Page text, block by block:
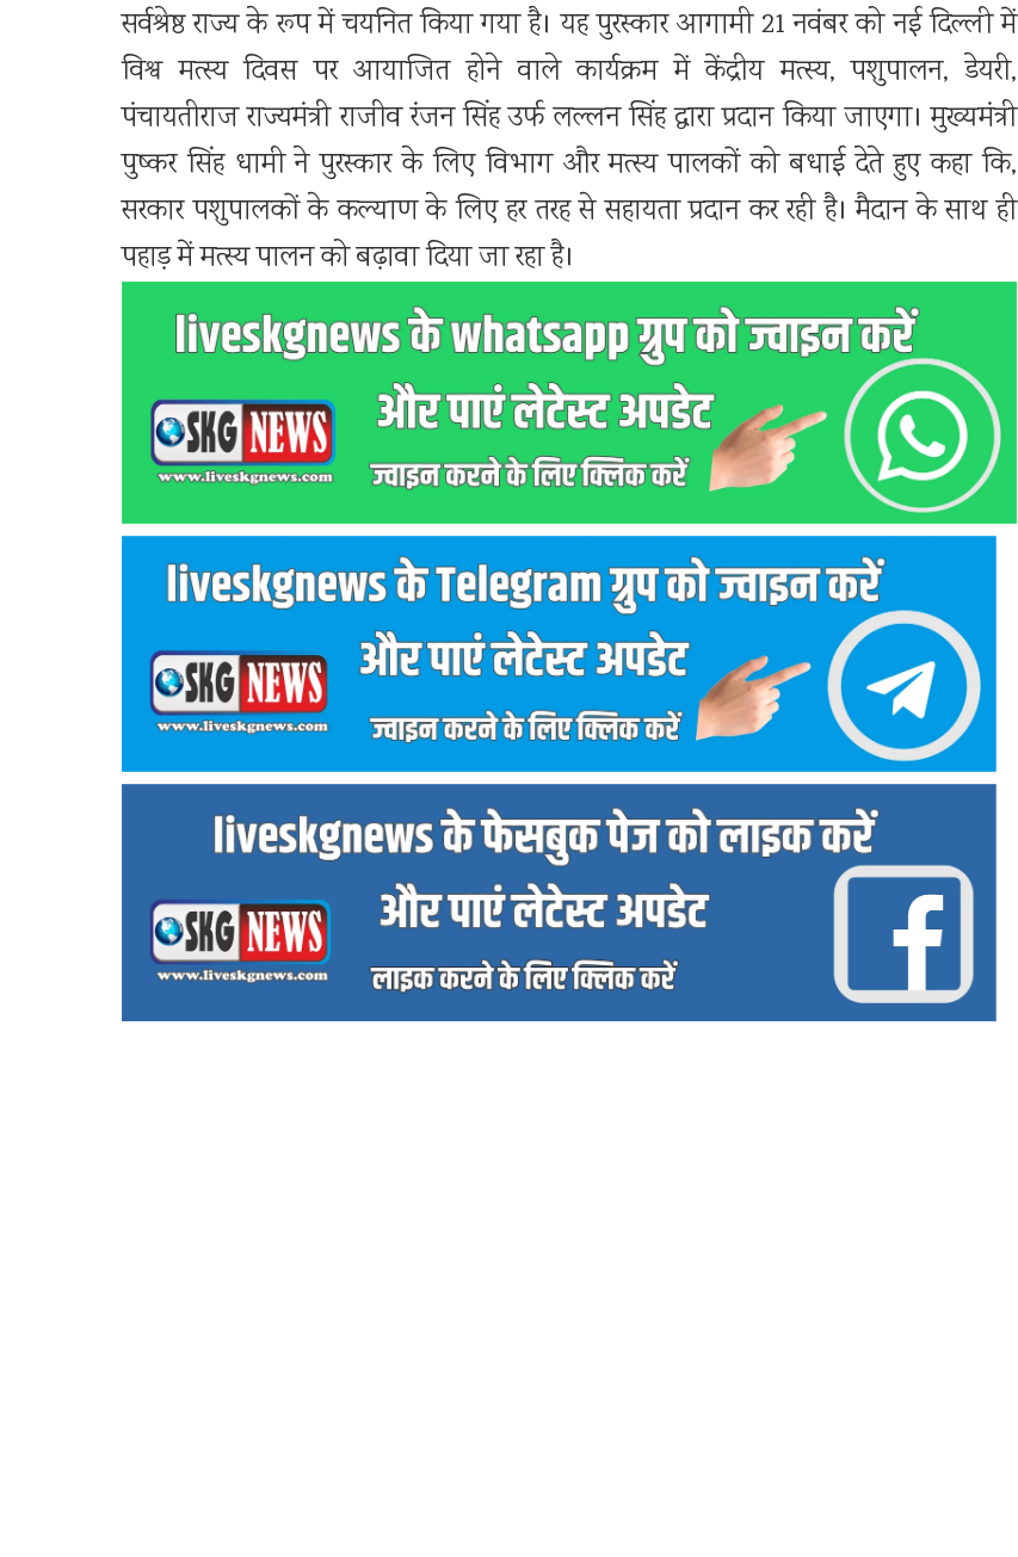
सर्वश्रेष्ठ राज्य के रूप में चयनित किया गया है। यह पुरस्कार आगामी 21 नवंबर को नई दिल्ली में
विश्व मत्स्य दिवस पर आयाजित होने वाले कार्यक्रम में केंद्रीय मत्स्य, पशुपालन, डेयरी,
पंचायतीराज राज्यमंत्री राजीव रंजन सिंह उर्फ लल्लन सिंह द्वारा प्रदान किया जाएगा। मुख्यमंत्री
पुष्कर सिंह धामी ने पुरस्कार के लिए विभाग और मत्स्य पालकों को बधाई देते हुए कहा कि,
सरकार पशुपालकों के कल्याण के लिए हर तरह से सहायता प्रदान कर रही है। मैदान के साथ ही
पहाड़ में मत्स्य पालन को बढ़ावा दिया जा रहा है।